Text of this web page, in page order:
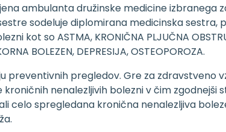
ambulanta družinske medicine izbranega
sodeluje diplomirana medicinska sestra,
kot so ASTMA, KRONIČNA PLJUČNA
BOLEZEN, DEPRESIJA, OSTEOPOROZA.
preventivnih pregledov. Gre za zdravstveno
nenalezljivih bolezni v čim zgodnejši
celo spregledana kronična nenalezljiva